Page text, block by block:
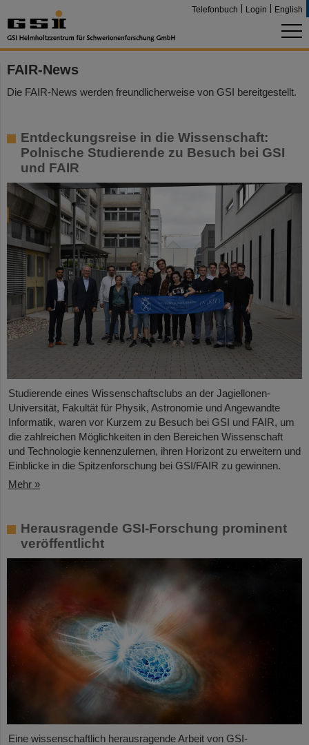
Telefonbuch Login English
FAIR-News
Die FAIR-News werden freundlicherweise von GSI bereitgestellt.
Entdeckungsreise in die Wissenschaft:
Polnische Studierende zu Besuch bei GSI
und FAIR
Studierende eines Wissenschaftsclubs an der Jagiellonen-
Universität, Fakultät für Physik, Astronomie und Angewandte
Informatik, waren vor Kurzem zu Besuch bei GSI und FAIR, um
die zahlreichen Möglichkeiten in den Bereichen Wissenschaft
und Technologie kennenzulernen, ihren Horizont zu erweitern und
Einblicke in die Spitzenforschung bei GSI/FAIR zu gewinnen.
Mehr »
Herausragende GSI-Forschung prominent
veröffentlicht
Eine wissenschaftlich herausragende Arbeit von GSI-